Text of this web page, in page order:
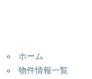
ホーム
物件情報一覧